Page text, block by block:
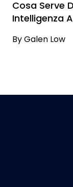
Cosa Serve
Intelligenza
By Galen Low